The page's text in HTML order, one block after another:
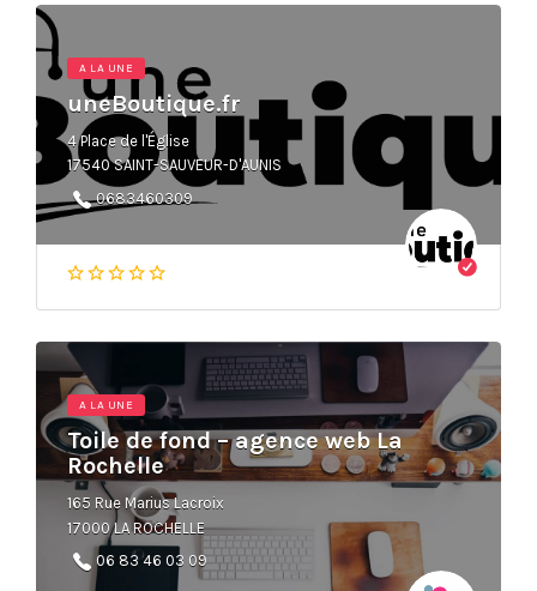
A LA UNE
uneBoutique.fr
4 Place de l'Église
17540 SAINT-SAUVEUR-D'AUNIS
0683460309
A LA UNE
Toile de fond – agence web La
Rochelle
165 Rue Marius Lacroix
17000 LA ROCHELLE
06 83 46 03 09